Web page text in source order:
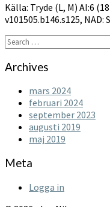
Källa: Tryde (L, M) AI:6
v101505.b146.s125, NAD:
Search
for:
Archives
mars 2024
februari 2024
september 2023
augusti 2019
maj 2019
Meta
Logga in